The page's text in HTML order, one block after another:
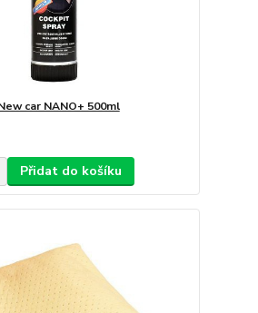
car NANO+ 500ml
Přidat do košíku